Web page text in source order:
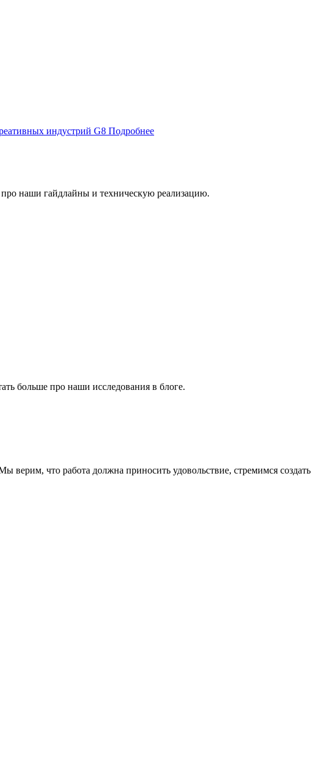
индустрий G8 Подробнее
про наши гайдлайны и техническую реализацию.
больше про наши исследования в блоге.
что работа должна приносить удовольствие, стремимся создать